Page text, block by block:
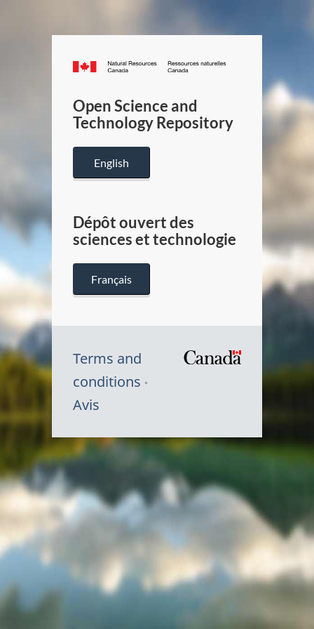
Canada.ca
/
Canada
Open Science and
Technology Repository
English
Dépôt ouvert des
sciences et technologie
Français
Terms and
conditions
Avis
Symbole
du